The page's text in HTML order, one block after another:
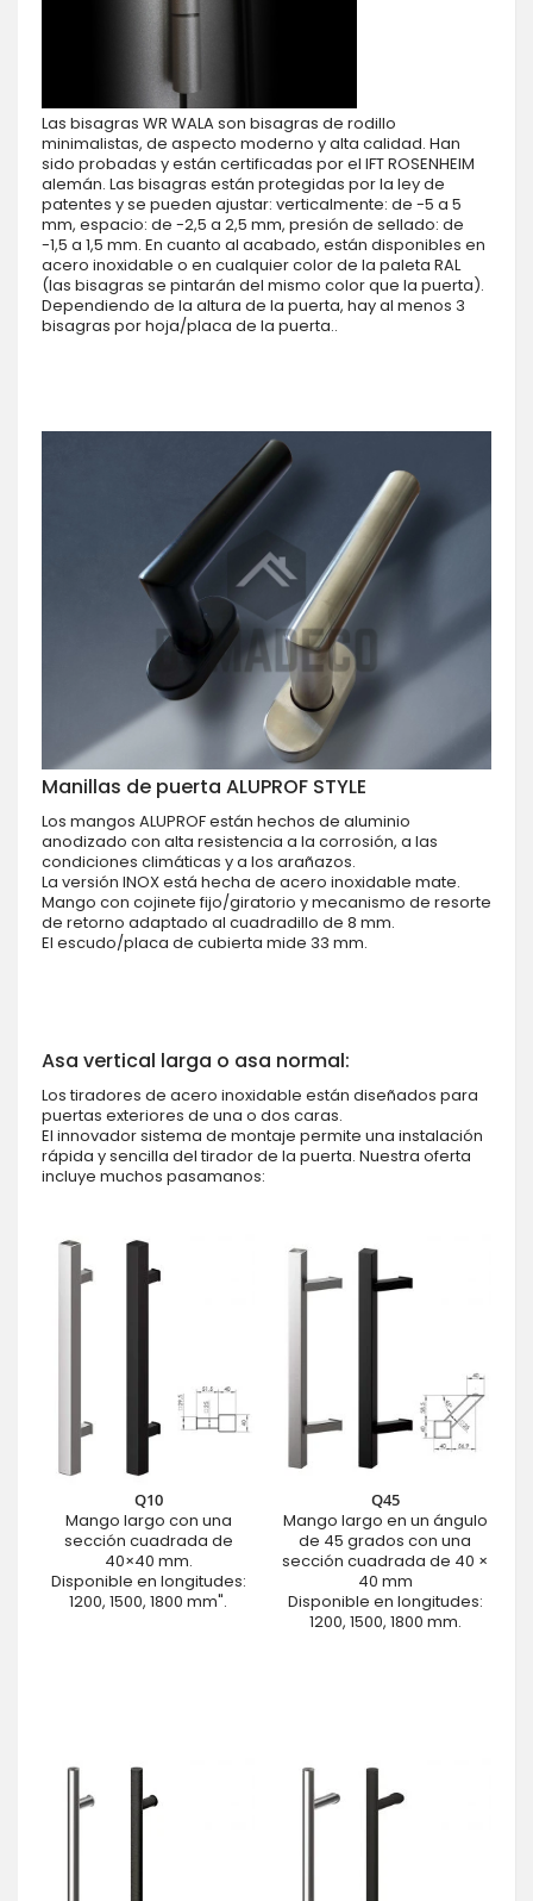
Las bisagras WR WALA son bisagras de rodillo
minimalistas, de aspecto moderno y alta calidad. Han
sido probadas y están certificadas por el IFT ROSENHEIM
alemán. Las bisagras están protegidas por la ley de
patentes y se pueden ajustar: verticalmente: de -5 a 5
mm, espacio: de -2,5 a 2,5 mm, presión de sellado: de
-1,5 a 1,5 mm. En cuanto al acabado, están disponibles en
acero inoxidable o en cualquier color de la paleta RAL
(las bisagras se pintarán del mismo color que la puerta).
Dependiendo de la altura de la puerta, hay al menos 3
bisagras por hoja/placa de la puerta..
Manillas de puerta ALUPROF STYLE
Los mangos ALUPROF están hechos de aluminio
anodizado con alta resistencia a la corrosión, a las
condiciones climáticas y a los arañazos.
La versión INOX está hecha de acero inoxidable mate.
Mango con cojinete fijo/giratorio y mecanismo de resorte
de retorno adaptado al cuadradillo de 8 mm.
El escudo/placa de cubierta mide 33 mm.
Asa vertical larga o asa normal:
Los tiradores de acero inoxidable están diseñados para
puertas exteriores de una o dos caras.
El innovador sistema de montaje permite una instalación
rápida y sencilla del tirador de la puerta. Nuestra oferta
incluye muchos pasamanos:
Q10
Mango largo con una
sección cuadrada de
40×40 mm.
Disponible en longitudes:
1200, 1500, 1800 mm".
Q45
Mango largo en un ángulo
de 45 grados con una
sección cuadrada de 40 ×
40 mm
Disponible en longitudes:
1200, 1500, 1800 mm.